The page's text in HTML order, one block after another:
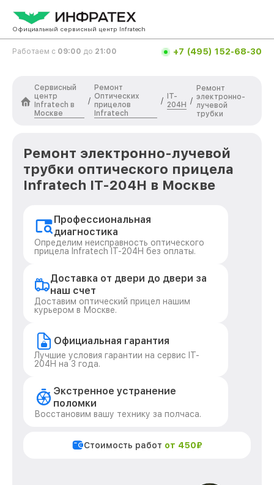
Официальный сервисный центр Infratech
Работаем с 09:00 до 21:00 +7 (495) 152-68-30
Сервисный
центр
Infratech в
Москве
/
Ремонт
Оптических
прицелов
Infratech
/
IT-
204H /
Ремонт
электронно-
лучевой
трубки
Ремонт электронно-лучевой
трубки оптического прицела
Infratech IT-204H в Москве
Профессиональная
диагностика
Определим неисправность оптического
прицела Infratech IT-204H без оплаты.
Доставка от двери до двери за
наш счет
Доставим оптический прицел нашим
курьером в Москве.
Официальная гарантия
Лучшие условия гарантии на сервис IT-
204H на 3 года.
Экстренное устранение
поломки
Восстановим вашу технику за полчаса.
Стоимость работ от 450₽